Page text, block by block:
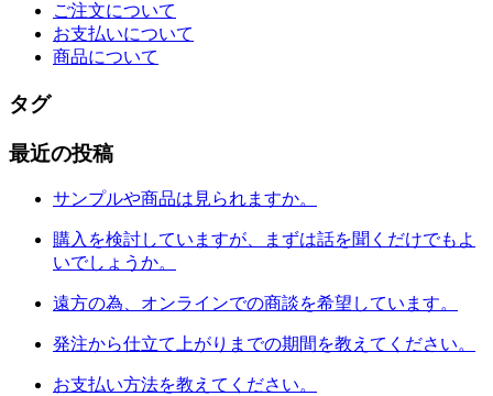
ご注文について
お支払いについて
商品について
タグ
最近の投稿
サンプルや商品は見られますか。
購入を検討していますが、まずは話を聞くだけでもよ
いでしょうか。
遠方の為、オンラインでの商談を希望しています。
発注から仕立て上がりまでの期間を教えてください。
お支払い方法を教えてください。